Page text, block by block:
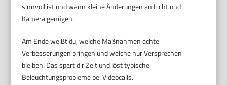
sinnvoll ist und wann kleine Änderungen an Licht und
Kamera genügen.
Am Ende weißt du, welche Maßnahmen echte
Verbesserungen bringen und welche nur Versprechen
bleiben. Das spart dir Zeit und löst typische
Beleuchtungsprobleme bei Videocalls.